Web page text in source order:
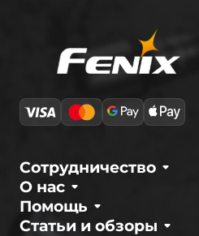
О нас
Сотрудничество
Статьи и обзоры
Помощь